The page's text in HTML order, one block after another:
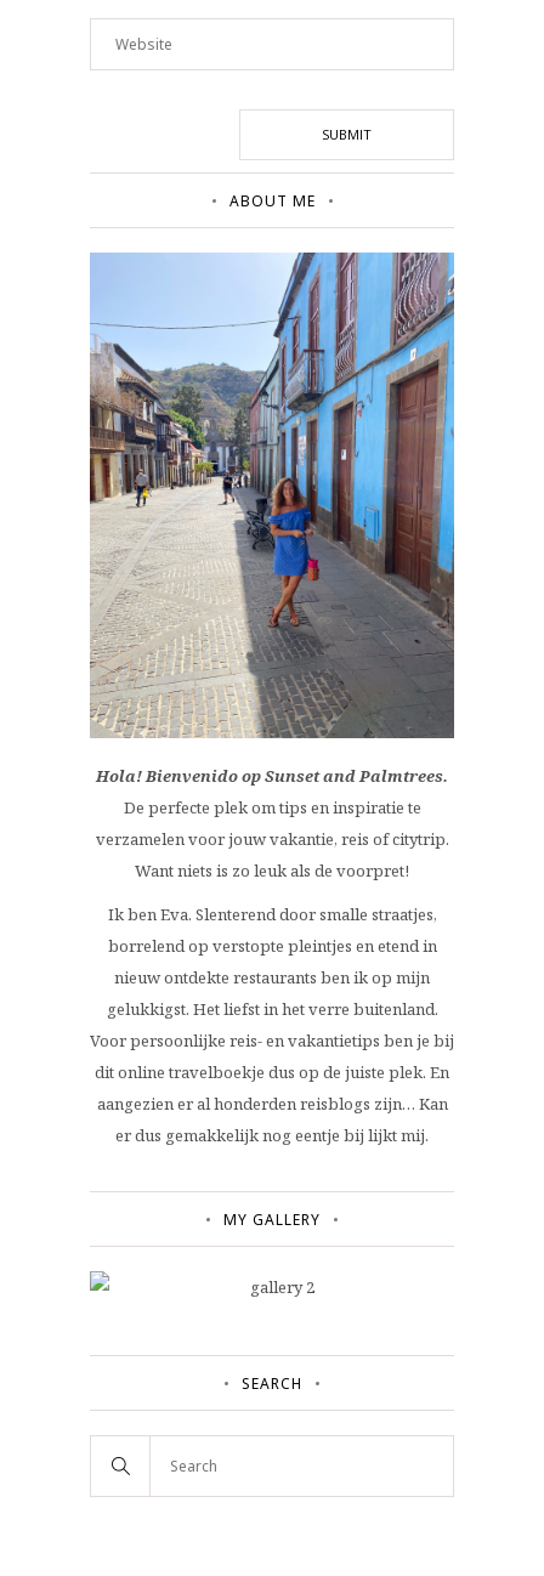
ABOUT ME
Hola! Bienvenido op Sunset and Palmtrees.
De perfecte plek om tips en inspiratie te
verzamelen voor jouw vakantie, reis of citytrip.
Want niets is zo leuk als de voorpret!
Ik ben Eva. Slenterend door smalle straatjes,
borrelend op verstopte pleintjes en etend in
nieuw ontdekte restaurants ben ik op mijn
gelukkigst. Het liefst in het verre buitenland.
Voor persoonlijke reis- en vakantietips ben je bij
dit online travelboekje dus op de juiste plek. En
aangezien er al honderden reisblogs zijn… Kan
er dus gemakkelijk nog eentje bij lijkt mij.
MY GALLERY
SEARCH